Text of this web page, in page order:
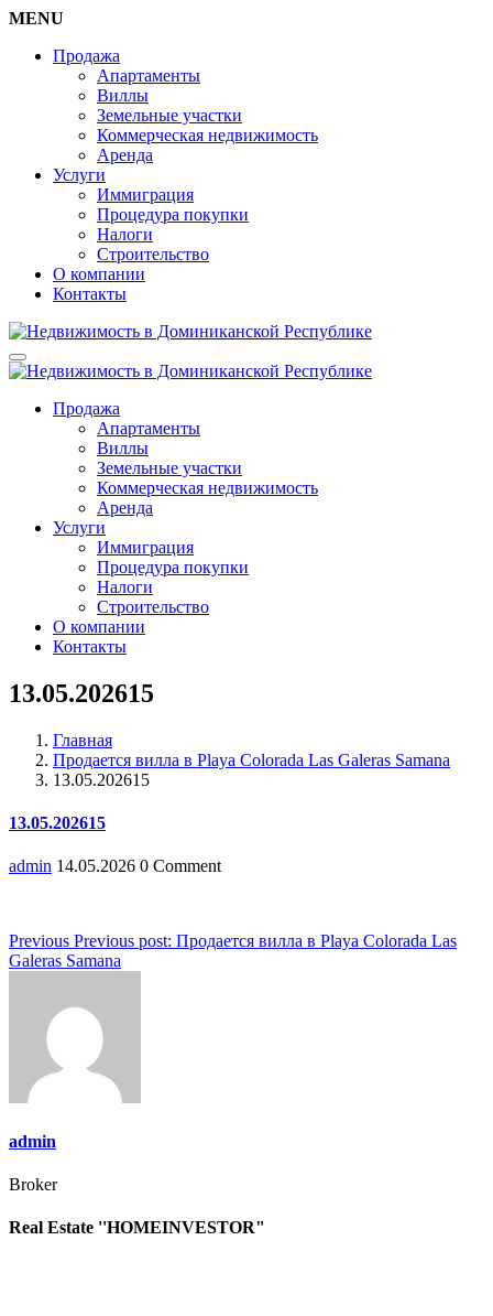
MENU
Продажа
Апартаменты
Виллы
Земельные участки
Коммерческая недвижимость
Аренда
Услуги
Иммиграция
Процедура покупки
Налоги
Строительство
О компании
Контакты
Продажа
Апартаменты
Виллы
Земельные участки
Коммерческая недвижимость
Аренда
Услуги
Иммиграция
Процедура покупки
Налоги
Строительство
О компании
Контакты
13.05.202615
Главная
Продается вилла в Playa Colorada Las Galeras Samana
13.05.202615
13.05.202615
admin 14.05.2026 0 Comment
Навигация
по
записям
Previous Previous post: Продается вилла в Playa Colorada Las
Galeras Samana
admin
Broker
Real Estate ''HOMEINVESTOR"